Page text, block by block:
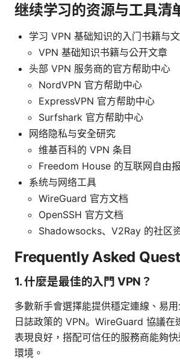
继续学习的资源与工具清
学习 VPN 基础知识的入门书籍与
VPN 基础知识书籍与公开文章
头部 VPN 服务商的官方帮助中心
NordVPN 官方帮助中心
ExpressVPN 官方帮助中心
Surfshark 官方帮助中心
网络隐私与安全研究
维基百科的 VPN 条目
Freedom House 的互联网自由
系统与网络工具
WireGuard 官方文档
OpenSSH 官方文档
Shadowsocks、V2Ray 的社区
Frequently Asked
1. 什麼是最佳的入門 VPN？
多數新手會選擇能提供穩定連線、易
日誌政策的 VPN。WireGuard 協議在
表現良好，搭配可信任的服務商能夠
環境。